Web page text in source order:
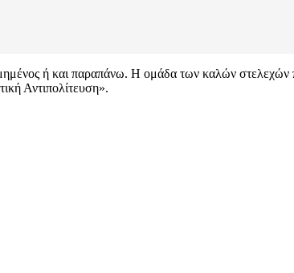
ή και παραπάνω. Η ομάδα των καλών στελεχών
Αντιπολίτευση».